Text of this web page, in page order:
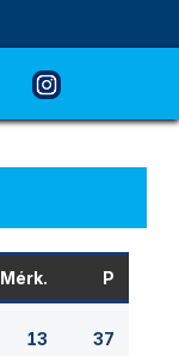
Mérk. P
13 37